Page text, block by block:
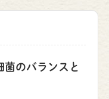
菌のバランスと